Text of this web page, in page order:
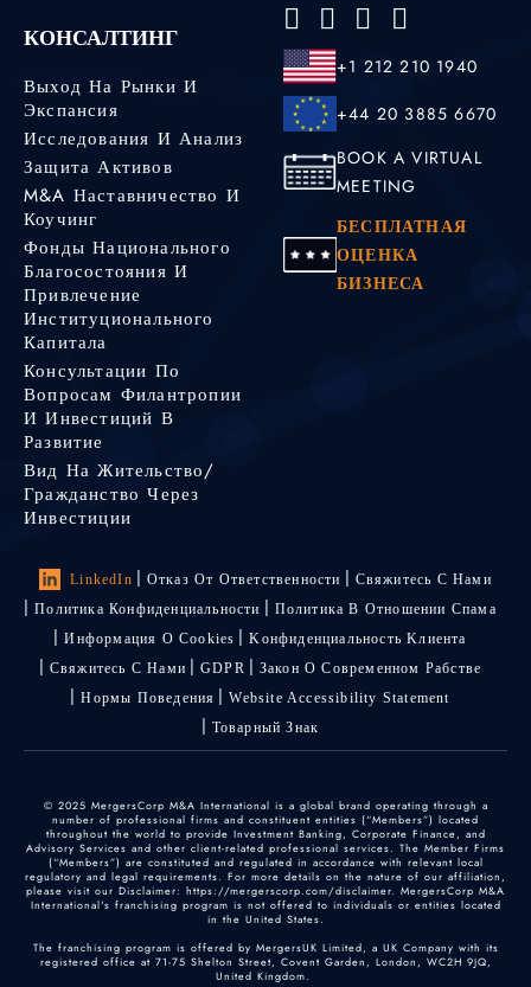
КОНСАЛТИНГ
Выход На Рынки И
Экспансия
Исследования И Анализ
Защита Активов
M&A Наставничество И
Коучинг
Фонды Национального
Благосостояния И
Привлечение
Институционального
Капитала
Консультации По
Вопросам Филантропии
И Инвестиций В
Развитие
Вид На Жительство/
Гражданство Через
Инвестиции
+1 212 210 1940
+44 20 3885 6670
BOOK A VIRTUAL
MEETING
БЕСПЛАТНАЯ
ОЦЕНКА
БИЗНЕСА
LinkedIn Отказ От Ответственности
Свяжитесь С Нами
Политика Конфиденциальности
Политика В Отношении Спама
Информация О Cookies
Kонфиденциальность Kлиента
Свяжитесь С Нами
GDPR
Закон О Современном Рабстве
Нормы Поведения
Website Accessibility Statement
Товарный Знак
© 2025 MergersCorp M&A International is a global brand operating through a
number of professional firms and constituent entities (“Members”) located
throughout the world to provide Investment Banking, Corporate Finance, and
Advisory Services and other client-related professional services. The Member Firms
(“Members”) are constituted and regulated in accordance with relevant local
regulatory and legal requirements. For more details on the nature of our affiliation,
please visit our Disclaimer: https://mergerscorp.com/disclaimer. MergersCorp M&A
International's franchising program is not offered to individuals or entities located
in the United States.
The franchising program is offered by MergersUK Limited, a UK Company with its
registered office at 71-75 Shelton Street, Covent Garden, London, WC2H 9JQ,
United Kingdom.